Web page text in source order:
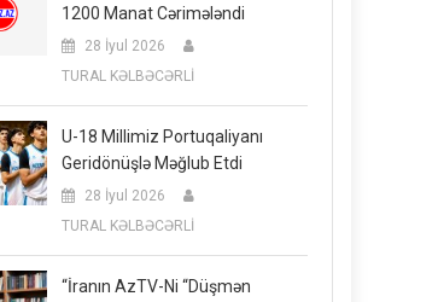
1200 Manat Cərimələndi
28 İyul 2026
TURAL KƏLBƏCƏRLİ
U-18 Millimiz Portuqaliyanı
Geridönüşlə Məğlub Etdi
28 İyul 2026
TURAL KƏLBƏCƏRLİ
“İranın AzTV-Ni “düşmən